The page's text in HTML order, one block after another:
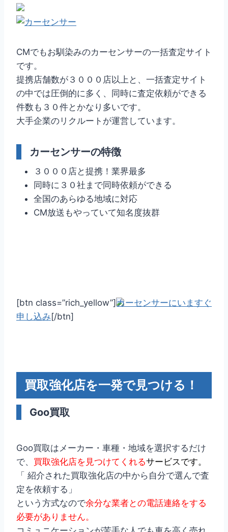
CMでもお馴染みのカーセンサーの一括査定サイト
です。
提携店舗数が３０００店以上と、一括査定サイト
の中では圧倒的に多く、同時に査定依頼ができる
件数も３０件とかなり多いです。
大手企業のリクルートが運営しています。
カーセンサーの特徴
３０００店と提携！業界最多
同時に３０社まで同時依頼ができる
全国のあらゆる地域に対応
CM放送もやっていて知名度抜群
[btn class=”rich_yellow”]カーセンサーにいますぐ
申し込み[/btn]
買取強化店を一発で見つける！
Goo買取
Goo買取はメーカー・車種・地域を選択するだけ
で、 買取強化店を見つけてくれるサービスです。
「 紹介された買取強化店の中から自分で選んで査
定を依頼する」
という方式なので余分な業者との電話連絡をする
必要がありません。